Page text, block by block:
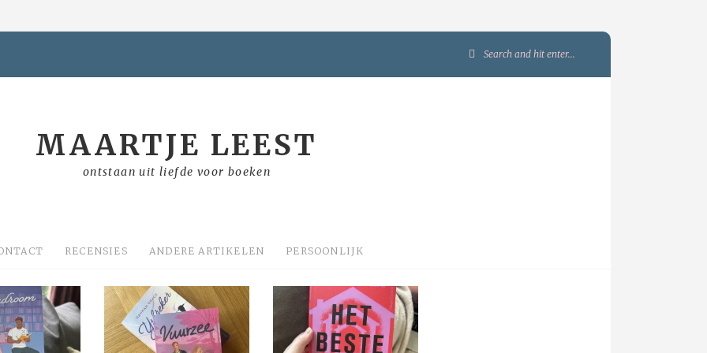
Search
MAARTJE LEEST
ontstaan uit liefde voor boeken
RECENSIES ANDERE ARTIKELEN PERSOONLIJK